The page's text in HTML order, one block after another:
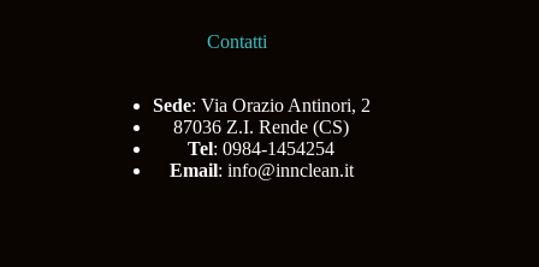
Contatti
Sede: Via Orazio Antinori, 2
87036 Z.I. Rende (CS)
Tel: 0984-1454254
Email: info@innclean.it